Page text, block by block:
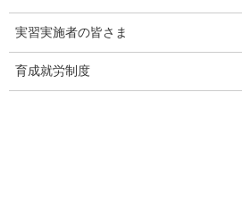
［教材等掲載先］
厚生労働省ウェブサイト「地域共生社会
（ともいき研修）
https://www.mhlw.go.jp/stf/
ihoshou/tomoiki_kenshu/index.html
実習実施者の皆さま
育成就労制度